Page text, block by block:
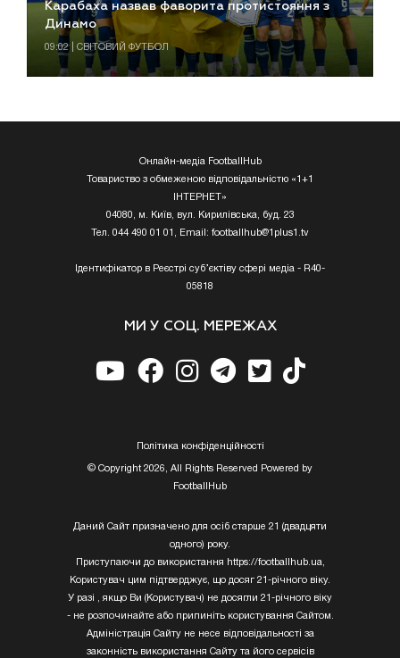
Карабаха назвав фаворита протистояння з
Динамо
09:02 | СВІТОВИЙ ФУТБОЛ
Онлайн-медіа FootballHub
Товариство з обмеженою відповідальністю «1+1
ІНТЕРНЕТ»
04080, м. Київ, вул. Кирилівська, буд. 23
Тел. 044 490 01 01, Email: footballhub@1plus1.tv
Ідентифікатор в Реєстрі суб’єктіву сфері медіа - R40-
05818
МИ У СОЦ. МЕРЕЖАХ
Полiтика конфiденцiйностi
© Copyright 2026, All Rights Reserved Powered by
FootballHub
Даний Сайт призначено для осіб старше 21 (двадцяти
одного) року.
Приступаючи до використання https://footballhub.ua,
Користувач цим підтверджує, що досяг 21-річного віку.
У разі , якщо Ви (Користувач) не досягли 21-річного віку
- не розпочинайте або припиніть користування Сайтом.
Адміністрація Сайту не несе відповідальності за
законність використання Сайту та його сервісів